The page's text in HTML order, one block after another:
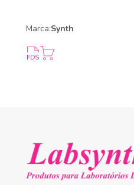
Marca:Synth